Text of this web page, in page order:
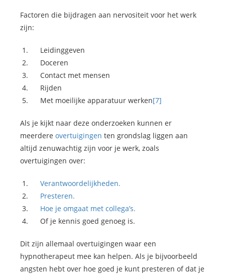
Factoren die bijdragen aan nervositeit voor het werk
zijn:
Leidinggeven
Doceren
Contact met mensen
Rijden
Met moeilijke apparatuur werken[7]
Als je kijkt naar deze onderzoeken kunnen er
meerdere overtuigingen ten grondslag liggen aan
altijd zenuwachtig zijn voor je werk, zoals
overtuigingen over:
Verantwoordelijkheden.
Presteren.
Hoe je omgaat met collega’s.
Of je kennis goed genoeg is.
Dit zijn allemaal overtuigingen waar een
hypnotherapeut mee kan helpen. Als je bijvoorbeeld
angsten hebt over hoe goed je kunt presteren of dat je